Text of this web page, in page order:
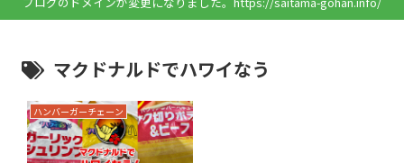
マクドナルドでハワイなう
ハンバーガーチェーン